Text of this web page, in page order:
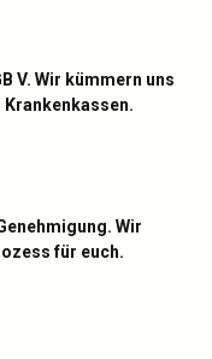
V. Wir kümmern uns
Wir
für euch.